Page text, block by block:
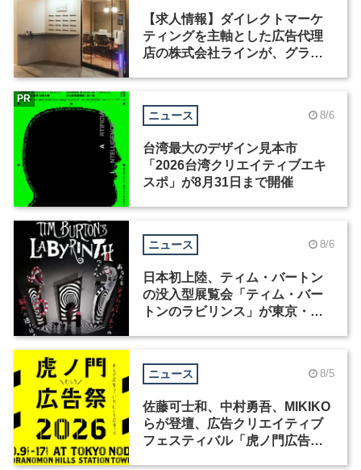
【求人情報】ダイレクトマーケ
ティングを主軸とした広告代理
店の株式会社ラインが、グラフ
ニュース 8/6
台湾最大のデザイン見本市
「2026台湾クリエイティブエキ
スポ」が8月31日まで開催
PR
ニュース 8/6
日本初上陸、ティム・バートン
の没入型展覧会「ティム・バー
トンのラビリンス」が東京・豊
ニュース 8/5
佐藤可士和、中村勇吾、MIKIKO
らが登壇、広告クリエイティブ
フェスティバル「虎ノ門広告